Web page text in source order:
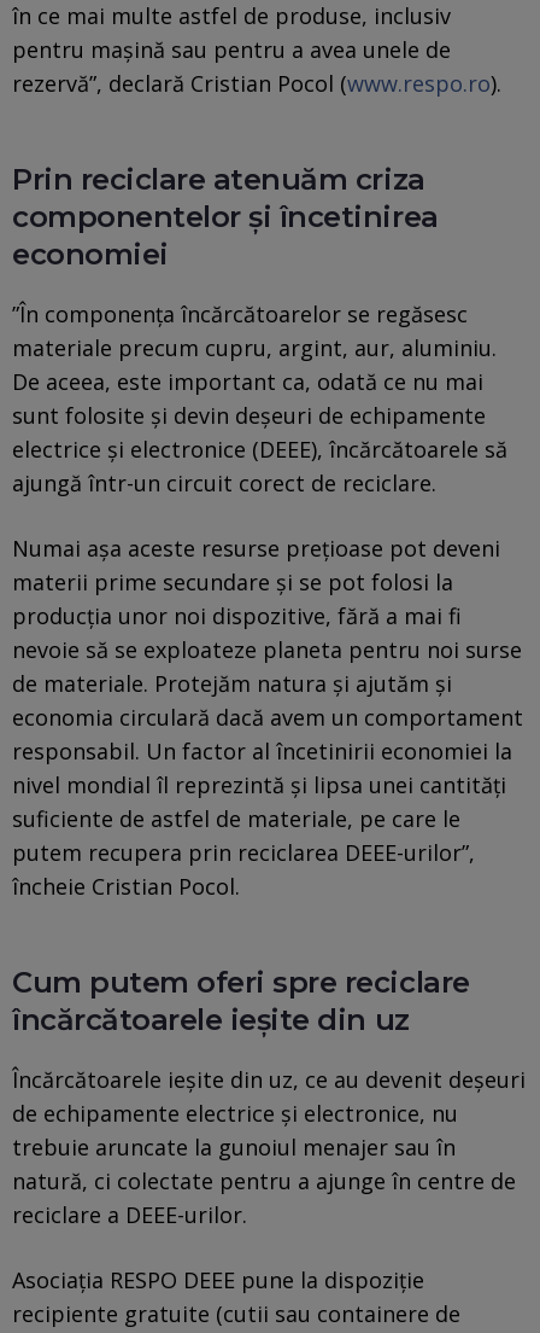
în ce mai multe astfel de produse, inclusiv
pentru mașină sau pentru a avea unele de
rezervă”, declară Cristian Pocol (www.respo.ro).
Prin reciclare atenuăm criza
componentelor și încetinirea
economiei
”În componența încărcătoarelor se regăsesc
materiale precum cupru, argint, aur, aluminiu.
De aceea, este important ca, odată ce nu mai
sunt folosite și devin deșeuri de echipamente
electrice și electronice (DEEE), încărcătoarele să
ajungă într-un circuit corect de reciclare.
Numai așa aceste resurse prețioase pot deveni
materii prime secundare și se pot folosi la
producția unor noi dispozitive, fără a mai fi
nevoie să se exploateze planeta pentru noi surse
de materiale. Protejăm natura și ajutăm și
economia circulară dacă avem un comportament
responsabil. Un factor al încetinirii economiei la
nivel mondial îl reprezintă și lipsa unei cantități
suficiente de astfel de materiale, pe care le
putem recupera prin reciclarea DEEE-urilor”,
încheie Cristian Pocol.
Cum putem oferi spre reciclare
încărcătoarele ieșite din uz
Încărcătoarele ieșite din uz, ce au devenit deșeuri
de echipamente electrice și electronice, nu
trebuie aruncate la gunoiul menajer sau în
natură, ci colectate pentru a ajunge în centre de
reciclare a DEEE-urilor.
Asociația RESPO DEEE pune la dispoziție
recipiente gratuite (cutii sau containere de